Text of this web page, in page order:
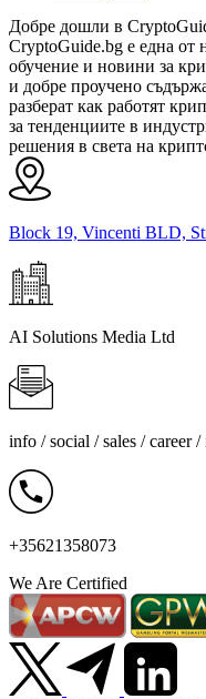
Добре дошли в
CryptoGuide.bg е една от
обучение и новини за
и добре проучено
разберат как работят
за тенденциите в
решения в света на
Block 19, Vincenti BLD,
AI Solutions Media Ltd
info / social / sales / career /
+35621358073
We Are Certified